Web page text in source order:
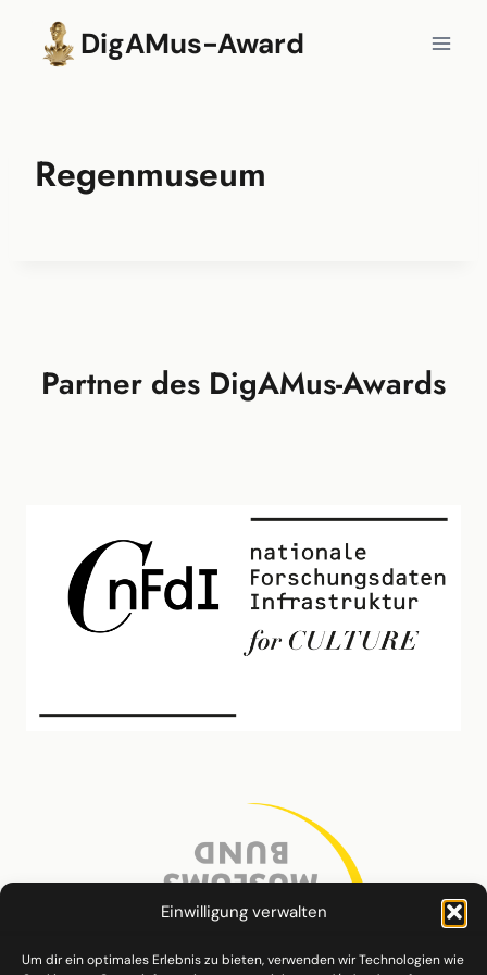
Einwilligung verwalten
Um dir ein optimales Erlebnis zu bieten, verwenden wir Technologien wie
springen
DigAMus-Award
Regenmuseum
Partner des DigAMus-Awards